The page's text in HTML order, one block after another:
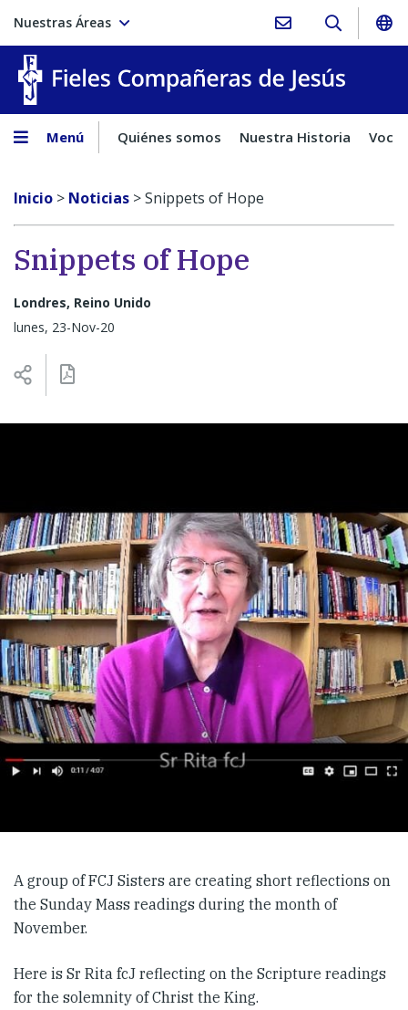
Nuestras Áreas
Menú Quiénes somos Nuestra Historia
Inicio > Noticias >Snippets of Hope
Snippets of Hope
Londres, Reino Unido
lunes, 23-Nov-20
A group of FCJ Sisters are creating short reflections on
the Sunday Mass readings during the month of
November.
Here is Sr Rita fcJ reflecting on the Scripture readings
for the solemnity of Christ the King.